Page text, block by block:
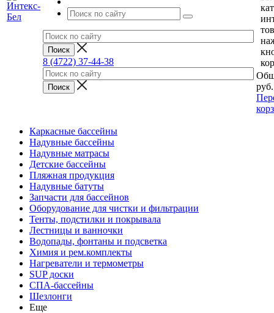
8 (4722) 37-44-38
руб.
Каркасные бассейны
Надувные бассейны
Надувные матрасы
Детские бассейны
Пляжная продукция
Надувные батуты
Запчасти для бассейнов
Оборудование для чистки и фильтрации
Тенты, подстилки и покрывала
Лестницы и ванночки
Водопады, фонтаны и подсветка
Химия и рем.комплекты
Нагреватели и термометры
SUP доски
СПА-бассейны
Шезлонги
Еще